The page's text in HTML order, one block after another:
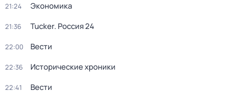
21:24 Экономика
21:36 Tucker. Россия 24
22:00 Вести
22:36 Исторические хроники
22:41 Вести